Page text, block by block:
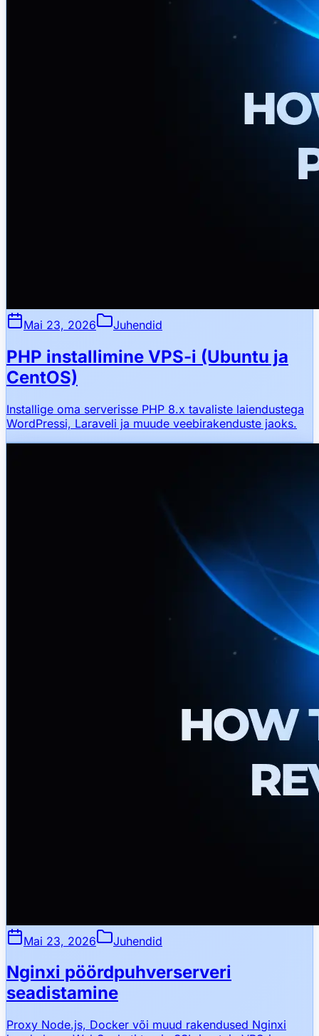
Mai 23, 2026 Juhendid
PHP installimine VPS-i (Ubuntu ja
CentOS)
Installige oma serverisse PHP 8.x tavaliste laiendustega
WordPressi, Laraveli ja muude veebirakenduste jaoks.
Mai 23, 2026 Juhendid
Nginxi pöördpuhverserveri
seadistamine
Proxy Node.js, Docker või muud rakendused Nginxi